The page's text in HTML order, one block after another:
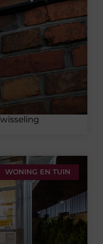
WONING EN TUIN